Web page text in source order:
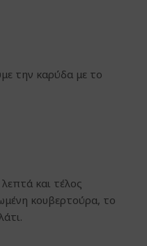
την καρύδα με το
και τέλος
κουβερτούρα, το